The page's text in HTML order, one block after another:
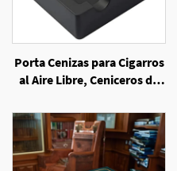
Porta Cenizas para Cigarros
al Aire Libre, Ceniceros de
Porta Cigarros